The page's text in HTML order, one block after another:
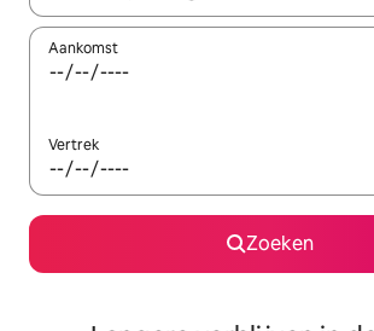
Aankomst
Vertrek
Zoeken